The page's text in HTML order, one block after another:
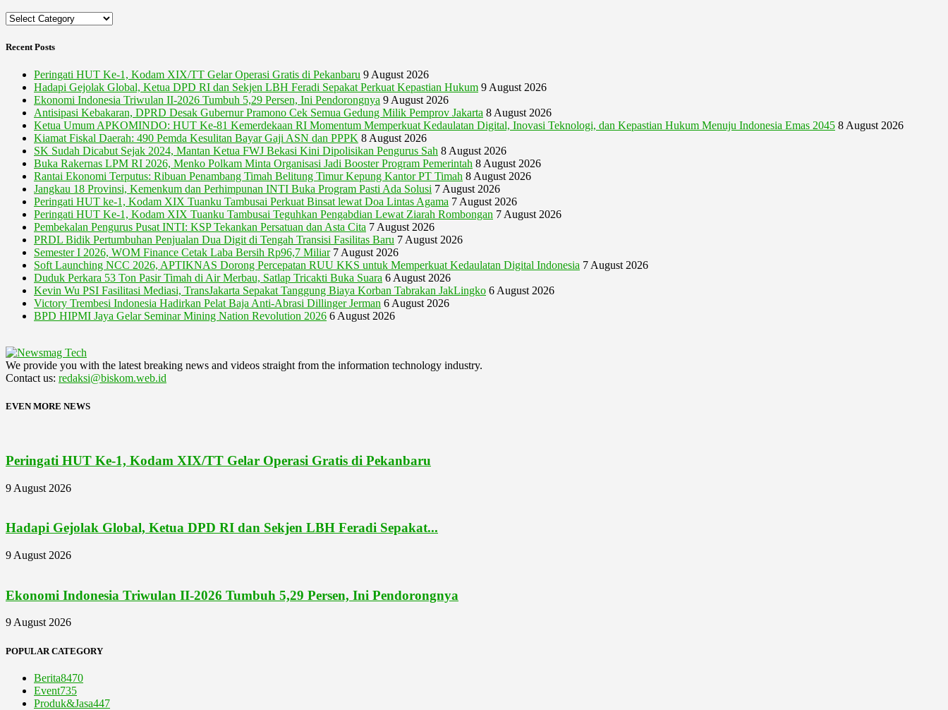
Categories
Recent Posts
Peringati HUT Ke-1, Kodam XIX/TT Gelar Operasi Gratis di Pekanbaru 9 August 2026
Hadapi Gejolak Global, Ketua DPD RI dan Sekjen LBH Feradi Sepakat Perkuat Kepastian Hukum 9 August 2026
Ekonomi Indonesia Triwulan II-2026 Tumbuh 5,29 Persen, Ini Pendorongnya 9 August 2026
Antisipasi Kebakaran, DPRD Desak Gubernur Pramono Cek Semua Gedung Milik Pemprov Jakarta 8 August 2026
Ketua Umum APKOMINDO: HUT Ke-81 Kemerdekaan RI Momentum Memperkuat Kedaulatan Digital, Inovasi Teknologi, dan Kepastian Hukum Menuju Indonesia Emas 2045 8 August 2026
Kiamat Fiskal Daerah: 490 Pemda Kesulitan Bayar Gaji ASN dan PPPK 8 August 2026
SK Sudah Dicabut Sejak 2024, Mantan Ketua FWJ Bekasi Kini Dipolisikan Pengurus Sah 8 August 2026
Buka Rakernas LPM RI 2026, Menko Polkam Minta Organisasi Jadi Booster Program Pemerintah 8 August 2026
Rantai Ekonomi Terputus: Ribuan Penambang Timah Belitung Timur Kepung Kantor PT Timah 8 August 2026
Jangkau 18 Provinsi, Kemenkum dan Perhimpunan INTI Buka Program Pasti Ada Solusi 7 August 2026
Peringati HUT ke-1, Kodam XIX Tuanku Tambusai Perkuat Binsat lewat Doa Lintas Agama 7 August 2026
Peringati HUT Ke-1, Kodam XIX Tuanku Tambusai Teguhkan Pengabdian Lewat Ziarah Rombongan 7 August 2026
Pembekalan Pengurus Pusat INTI: KSP Tekankan Persatuan dan Asta Cita 7 August 2026
PRDL Bidik Pertumbuhan Penjualan Dua Digit di Tengah Transisi Fasilitas Baru 7 August 2026
Semester I 2026, WOM Finance Cetak Laba Bersih Rp96,7 Miliar 7 August 2026
Soft Launching NCC 2026, APTIKNAS Dorong Percepatan RUU KKS untuk Memperkuat Kedaulatan Digital Indonesia 7 August 2026
Duduk Perkara 53 Ton Pasir Timah di Air Merbau, Satlap Tricakti Buka Suara 6 August 2026
Kevin Wu PSI Fasilitasi Mediasi, TransJakarta Sepakat Tanggung Biaya Korban Tabrakan JakLingko 6 August 2026
Victory Trembesi Indonesia Hadirkan Pelat Baja Anti-Abrasi Dillinger Jerman 6 August 2026
BPD HIPMI Jaya Gelar Seminar Mining Nation Revolution 2026 6 August 2026
We provide you with the latest breaking news and videos straight from the information technology industry.
Contact us: redaksi@biskom.web.id
EVEN MORE NEWS
Peringati HUT Ke-1, Kodam XIX/TT Gelar Operasi Gratis di Pekanbaru
9 August 2026
Hadapi Gejolak Global, Ketua DPD RI dan Sekjen LBH Feradi Sepakat...
9 August 2026
Ekonomi Indonesia Triwulan II-2026 Tumbuh 5,29 Persen, Ini Pendorongnya
9 August 2026
POPULAR CATEGORY
Berita8470
Event735
Produk&Jasa447